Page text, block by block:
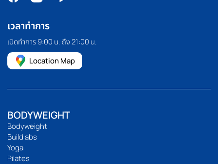
เวลาทำการ
เปิดทำการ 9:00 น. ถึง 21:00 น.
Location Map
BODYWEIGHT
Bodyweight
Build abs
Yoga
Pilates